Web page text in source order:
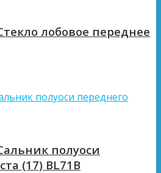
лобовое переднее
полуоси
(17) BL71B